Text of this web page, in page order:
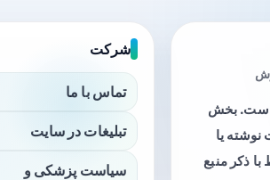
است. بخش
یا
ذکر منبع
شرکت
تماس با ما
تبلیغات در سایت
سیاست پزشکی و